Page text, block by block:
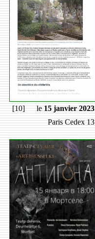
[10] le15 janvier 2023
Paris Cedex 13